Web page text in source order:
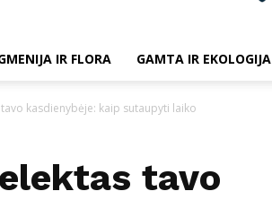
IR FLORA GAMTA IR EKOLOGIJA
kasdienybėje: kaip sutaupyti laiko
tavo